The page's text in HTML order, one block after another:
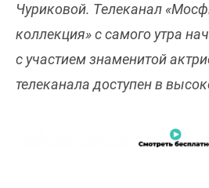
Чуриковой. Телеканал
коллекция» с самого утра
с участием знаменитой
телеканала доступен в